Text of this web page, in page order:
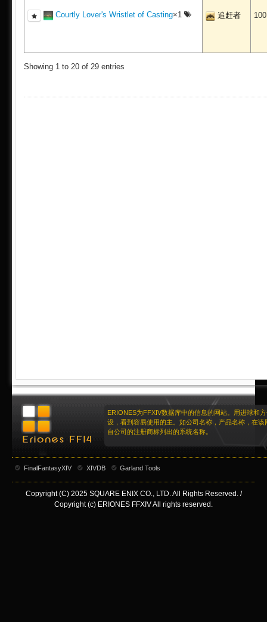
Courtly Lover's Wristlet of Casting×1 追赶者
Showing 1 to 20 of 29 entries
ERIONES为FFXIV数据库中的信息的网站。用进球和
设，看到容易使用的主。如公司名称，产品名称，在该
自公司的注册商标列出的系统名称。
FinalFantasyXIV XIVDB Garland Tools
Copyright (C) 2025 SQUARE ENIX CO., LTD. All Rights Reserved. /
Copyright (c) ERIONES FFXIV All rights reserved.